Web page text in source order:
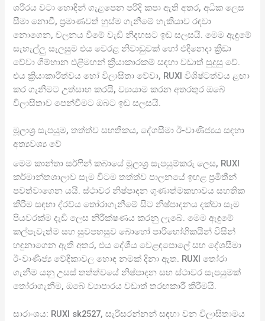
ශරීරය වටා හොඳින් ගැළපෙන පරිදි කපා ඇති අතර, අධික ලෙස
සීමා නොවී, ප්‍රමාණවත් හුස්ම ගැනීමේ හැකියාව රඳවා
නොගෙන, චලනය වීමේ වැඩි නිදහසට ඉඩ සලසයි. මෙම ඇඳුමේ
සැහැල්ලු සැලසුම එය වෙරළ නිවාඩුවක් හෝ එදිනෙදා ක්‍රීඩා
වේවා ගිම්හාන එළිමහන් ක්‍රියාකාරකම් සඳහා වඩාත් සුදුසු වේ.
එය ක්‍රියාකාරීත්වය හෝ විලාසිතා වේවා, RUXI විශිෂ්ටත්වය ළඟා
කර ගැනීමට උත්සාහ කරයි, ව්‍යායාම කරන අතරතුර ඔබේ
විලාසිතාව පෙන්වීමට ඔබට ඉඩ සලසයි.
මූලාශ්‍ර සැපයුම, තත්ත්ව සහතිකය, දේශසීමා ඊ-වාණිජ්‍යය සඳහා
අත්‍යවශ්‍ය වේ
මෙම කාන්තා සර්ෆින් කබායේ මූලාශ්‍ර සැපයුම්කරු ලෙස, RUXI
කර්මාන්තශාලාව සෑම විටම තත්ත්ව පාලනයේ ඉහළ ප්‍රමිතීන්
පවත්වාගෙන යයි. ස්ථාවර නිෂ්පාදන ගුණාත්මකභාවය සහතික
කිරීම සඳහා ද්රව්ය තෝරාගැනීමේ සිට නිෂ්පාදනය දක්වා සෑම
පියවරක්ම දැඩි ලෙස නිරීක්ෂණය කරනු ලැබේ. මෙම ඇඳුමේ
කල්පැවැත්ම සහ සුවපහසුව බොහෝ පාරිභෝගිකයින් විසින්
හඳුනාගෙන ඇති අතර, එය දේශීය වෙළඳපොලේ සහ දේශසීමා
ඊ-වාණිජ්‍ය වේදිකාවල හොඳ නමක් දිනා ඇත. RUXI තෝරා
ගැනීම යනු උසස් තත්ත්වයේ නිෂ්පාදන සහ ස්ථාවර සැපයුමක්
තෝරාගැනීම, ඔබේ ව්‍යාපාරය වඩාත් තරඟකාරී කිරීමයි.
සාරාංශය: RUXI sk2527, සැරිසරන්නන් සඳහා වන විලාසිතාමය